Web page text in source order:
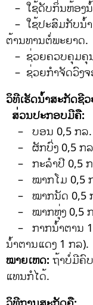
– ໃຊ້ດັບກິ່ນຫ້ອງ
– ໃຊ້ປະສົມກັບນ້ໍາ
ຕ້ານທານຕໍ່ພະຍາດ.
– ຊ່ວຍຄວບຄຸມຄຸ
– ຊ່ວຍກໍາຈັດວົງຈ
ວິທີເຮັດນ້ໍາສະກັດຊີວ
ສ່ວນປະກອບມີຄື:
– ບອນ 0,5 ກລ.
– ຜັກບົ່ງ 0,5 ກ
– ກະລໍາປີ 0,5
– ໝາກໂມ 0,5
– ໝາກນັດ 0,5
– ໝາກຫຸ່ງ 0,5
– ກາກນ້ໍາຕານ 1
ນ້ໍາຕານແດງ 1 ກລ).
ໝາຍເຫດ: ຖ້າບໍ່ມີຄົ
ແທນກໍໄດ້.